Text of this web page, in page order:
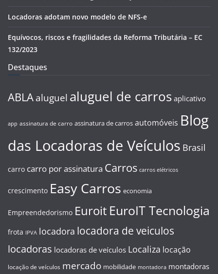
Locadoras adotam novo modelo de NFS-e
Equívocos, riscos e fragilidades da Reforma Tributária – EC
132/2023
Destaques
ABLA aluguel aluguel de carros aplicativo
app assinatura de carro assinatura de carros automóveis Blog
das Locadoras de Veículos Brasil
carro carro por assinatura Carros carros elétricos
crescimento Easy Carros economia
Empreendedorismo Euroit EuroIT Tecnologia
frota IPVA locadora locadora de veiculos
locadoras locadoras de veículos Localiza locação
locação de veículos mercado mobilidade montadora montadoras